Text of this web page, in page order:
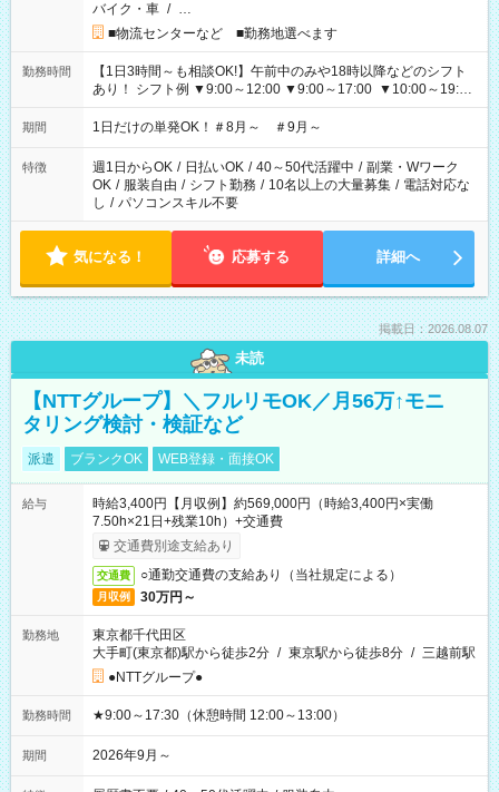
バイク・車 / …
■物流センターなど ■勤務地選べます
勤務時間
【1日3時間～も相談OK!】午前中のみや18時以降などのシフト
あり！ シフト例 ▼9:00～12:00 ▼9:00～17:00 ▼10:00～19:00
▼18:00～21:00
期間 1日だけの単発OK！＃8月～ ＃9月～
特徴 週1日からOK / 日払いOK / 40～50代活躍中 / 副業・Wワーク
OK / 服装自由 / シフト勤務 / 10名以上の大量募集 / 電話対応な
し / パソコンスキル不要
気になる！ 応募する 詳細へ
掲載日：2026.08.07
未読
【NTTグループ】＼フルリモOK／月56万↑モニ
タリング検討・検証など
派遣 ブランクOK WEB登録・面接OK
給与
時給3,400円【月収例】約569,000円（時給3,400円×実働
7.50h×21日+残業10h）+交通費
交通費別途支給あり
交通費 ○通勤交通費の支給あり（当社規定による）
月収例 30万円～
勤務地
東京都千代田区
大手町(東京都)駅から徒歩2分 / 東京駅から徒歩8分 / 三越前駅
●NTTグループ●
勤務時間 ★9:00～17:30（休憩時間 12:00～13:00）
期間 2026年9月～